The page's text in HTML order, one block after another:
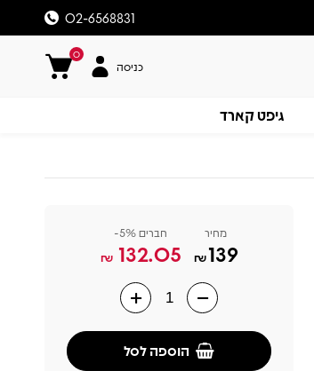
02-6568831
0
כניסה
גיפט קארד
מחיר
139
₪
חברים 5%-
132.05
₪
הוספה לסל